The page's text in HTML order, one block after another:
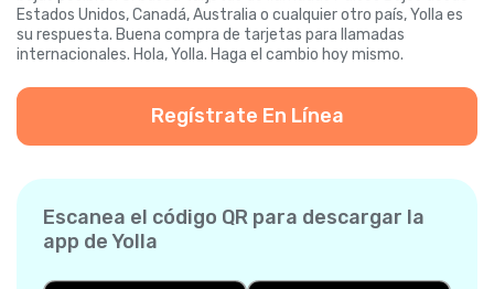
Estados Unidos, Canadá, Australia o cualquier otro país, Yolla es
su respuesta. Buena compra de tarjetas para llamadas
internacionales. Hola, Yolla. Haga el cambio hoy mismo.
Regístrate En Línea
Escanea el código QR para descargar la
app de Yolla